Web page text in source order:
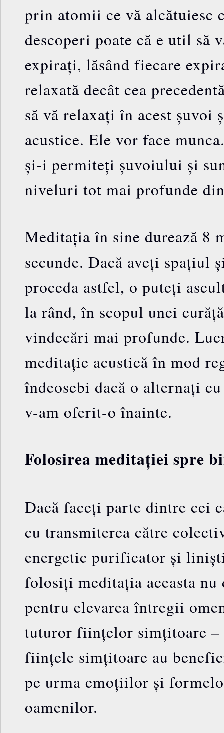
prin atomii ce vă alcătuiesc
descoperi poate că e util să
expirați, lăsând fiecare
relaxată decât cea
să vă relaxați în acest șuvoi
acustice. Ele vor face
și-i permiteți șuvoiului și
niveluri tot mai profunde
Meditația în sine durează 8
secunde. Dacă aveți spațiul
proceda astfel, o puteți
la rând, în scopul unei
vindecări mai profunde.
meditație acustică în mod
îndeosebi dacă o alternați
v-am oferit-o înainte.
Folosirea meditației spre
Dacă faceți parte dintre cei
cu transmiterea către
energetic purificator și
folosiți meditația aceasta
pentru elevarea întregii
tuturor ființelor simțitoare –
ființele simțitoare au
pe urma emoțiilor și
oamenilor.